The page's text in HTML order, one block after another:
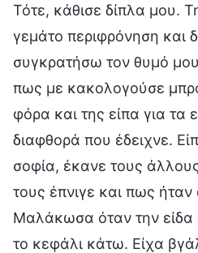
Τότε, κάθισε δίπλα μου.
γεμάτο περιφρόνηση και
συγκρατήσω τον θυμό
πως με κακολογούσε
φόρα και της είπα για τα
διαφθορά που έδειχνε.
σοφία, έκανε τους
τους έπνιγε και πως ήταν
Μαλάκωσα όταν την είδα
το κεφάλι κάτω. Είχα